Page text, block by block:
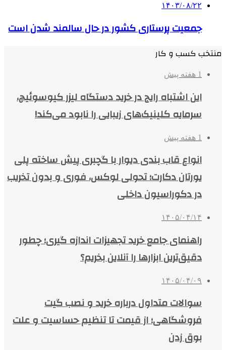
۱۴۰۳/۰۸/۲۲
جمعیت پرستاری کشور در حال سالمند شدن است
منتخب کسب و کار
1 هفته پیش
این اشتباه رایج در خرید دستگاه لیزر کیوسوئیچ،
سرمایه کلینیک‌های زیبایی را نابود می‌کند!
1 هفته پیش
انواع قاب بندی دیوار با گچبری پیش ساخته پلی
یورتان دکارت؛ تحولی لوکس، فوری و بدون تخریب
در دکوراسیون داخلی
۱۴۰۵/۰۴/۱۴
راهنمای جامع خرید تجهیزات اندازه گیری؛ چطور
دقیق‌ترین ابزارها را آنلاین بخریم؟
۱۴۰۵/۰۴/۰۹
سوالات متداول درباره خرید و نصب گیت
فروشگاهی؛ از قیمت تا تنظیم حساسیت و علت
بوق زدن